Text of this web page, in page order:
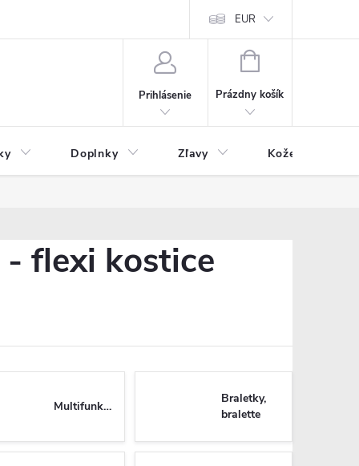
EUR
Prihlásenie
NÁKUPNÝ
Prázdny košík
Doplnky Zľavy Kožený tovar
flexi kostice
Multifunkčné
Braletky,
bralette